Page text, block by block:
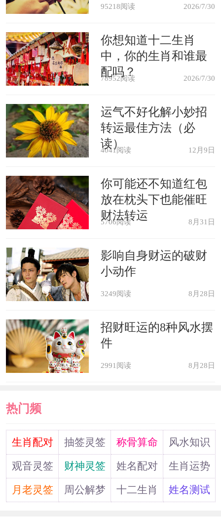
切忌养爬行类动物或鸟
属兔的人是不适合养爬行类动物或
鸟的，养了可能对自己的财运产生很大
影响，容易破财。对身体健康也是不太
好的，会出现生病的状况。
办公室天花板不能太低
就要注意一下办公室风水问题。属兔的
人不宜选择在办公室天花板矮的地方办
公， 不然容易有压迫感，让工作效率变
低。座位不要对着大门。办公室的斜对
角不要乱放杂物，保持干净和整洁。
风水当中的十二生肖也是存在吸引
和排斥现象的，比如卯兔和酉鸡相冲，
卯兔和辰龙相害，在一起的话对双方都
和属龙的人。
属兔2022年运势及运程
95218阅读 2026/7/30
你想知道十二生肖
中，你的生肖和谁最
配吗？
78952阅读 2026/7/30
运气不好化解小妙招
转运最佳方法（必
读）
4041阅读 12月9日
你可能还不知道红包
放在枕头下也能催旺
财法转运
5706阅读 8月31日
影响自身财运的破财
小动作
3249阅读 8月28日
招财旺运的8种风水摆
件
2991阅读 8月28日
热门频
道生肖配对 抽签灵签 称骨算命
风水知识
观音灵签
财神灵签 姓名配对
生肖运势
月老灵签
周公解梦 十二生肖 姓名测试